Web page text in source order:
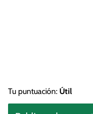
Tu puntuación: Útil